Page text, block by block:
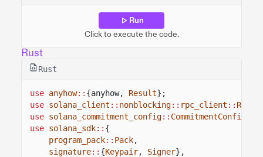
Run
Click to execute the code.
Rust
Rust
use anyhow:: {anyhow, Result};
use solana_client :: nonblocking:: rpc_client ::
use solana_commitment_config:: CommitmentConfig
use solana_sdk:: {
program_pack:: Pack,
signature:: {Keypair, Signer},